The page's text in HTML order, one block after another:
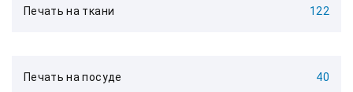
Печать на ткани 122
Печать на посуде 40